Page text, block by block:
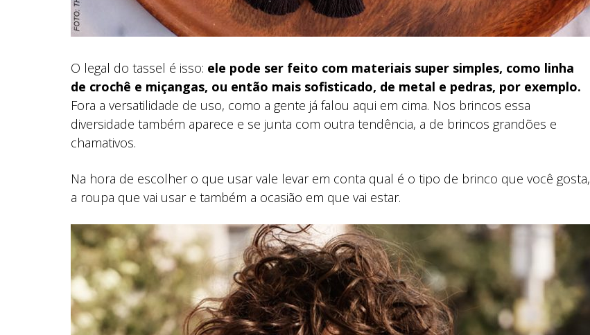
O legal do tassel é isso: ele pode ser feito com materiais super simples, como linha
de crochê e miçangas, ou então mais sofisticado, de metal e pedras, por exemplo.
Fora a versatilidade de uso, como a gente já falou aqui em cima. Nos brincos essa
diversidade também aparece e se junta com outra tendência, a de brincos grandões e
chamativos.
Na hora de escolher o que usar vale levar em conta qual é o tipo de brinco que você gosta,
a roupa que vai usar e também a ocasião em que vai estar.